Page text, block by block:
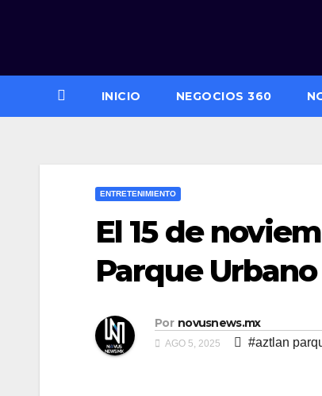
INICIO NEGOCIOS 360
ENTRETENIMIENTO
El 15 de
Parque
Por novusnews.mx
AGO 5, 2025 #aztlan